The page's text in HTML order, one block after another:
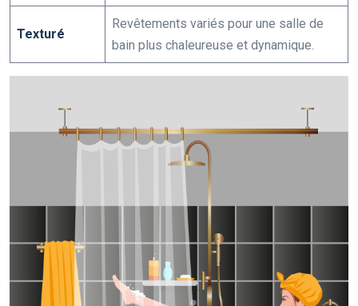
Texturé
Revêtements variés pour une salle de
bain plus chaleureuse et dynamique.